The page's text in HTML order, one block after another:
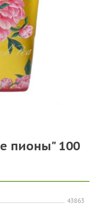
пионы" 100
43863